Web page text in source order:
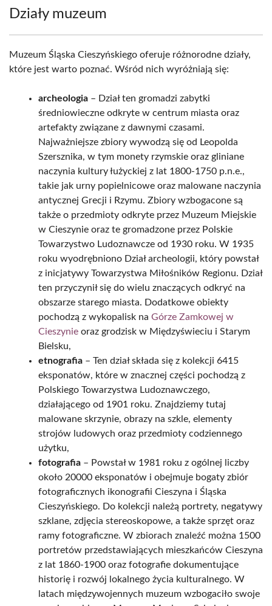
Działy muzeum
Muzeum Śląska Cieszyńskiego oferuje różnorodne działy,
które jest warto poznać. Wśród nich wyróżniają się:
archeologia – Dział ten gromadzi zabytki
średniowieczne odkryte w centrum miasta oraz
artefakty związane z dawnymi czasami.
Najważniejsze zbiory wywodzą się od Leopolda
Szersznika, w tym monety rzymskie oraz gliniane
naczynia kultury łużyckiej z lat 1800-1750 p.n.e.,
takie jak urny popielnicowe oraz malowane naczynia
antycznej Grecji i Rzymu. Zbiory wzbogacone są
także o przedmioty odkryte przez Muzeum Miejskie
w Cieszynie oraz te gromadzone przez Polskie
Towarzystwo Ludoznawcze od 1930 roku. W 1935
roku wyodrębniono Dział archeologii, który powstał
z inicjatywy Towarzystwa Miłośników Regionu. Dział
ten przyczynił się do wielu znaczących odkryć na
obszarze starego miasta. Dodatkowe obiekty
pochodzą z wykopalisk na Górze Zamkowej w
Cieszynie oraz grodzisk w Międzyświeciu i Starym
Bielsku,
etnografia – Ten dział składa się z kolekcji 6415
eksponatów, które w znacznej części pochodzą z
Polskiego Towarzystwa Ludoznawczego,
działającego od 1901 roku. Znajdziemy tutaj
malowane skrzynie, obrazy na szkle, elementy
strojów ludowych oraz przedmioty codziennego
użytku,
fotografia – Powstał w 1981 roku z ogólnej liczby
około 20000 eksponatów i obejmuje bogaty zbiór
fotograficznych ikonografii Cieszyna i Śląska
Cieszyńskiego. Do kolekcji należą portrety, negatywy
szklane, zdjęcia stereoskopowe, a także sprzęt oraz
ramy fotograficzne. W zbiorach znaleźć można 1500
portretów przedstawiających mieszkańców Cieszyna
z lat 1860-1900 oraz fotografie dokumentujące
historię i rozwój lokalnego życia kulturalnego. W
latach międzywojennych muzeum wzbogaciło swoje